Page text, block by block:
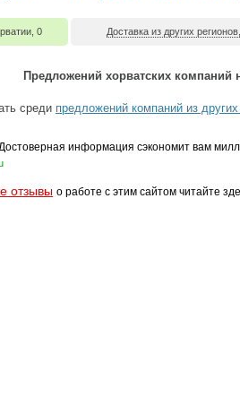
0 Доставка из других
Предложений хорватских компаний
среди предложений компаний из
информация сэкономит вам
отзывы о работе с этим сайтом читайте